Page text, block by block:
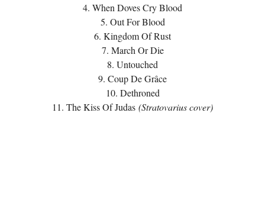
4. When Doves Cry Blood
5. Out For Blood
6. Kingdom Of Rust
7. March Or Die
8. Untouched
9. Coup De Grâce
10. Dethroned
11. The Kiss Of Judas (Stratovarius cover)